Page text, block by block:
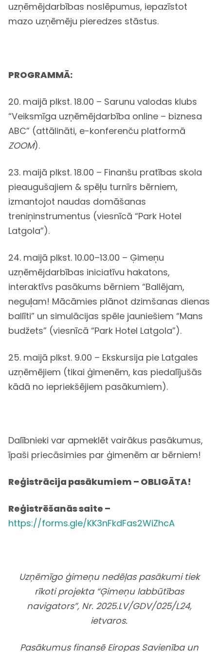
uzņēmējdarbības noslēpumus, iepazīstot
mazo uzņēmēju pieredzes stāstus.
PROGRAMMĀ:
20. maijā plkst. 18.00 – Sarunu valodas klubs
“Veiksmīga uzņēmējdarbība online – biznesa
ABC” (attālināti, e-konferenču platformā
ZOOM).
23. maijā plkst. 18.00 – Finanšu pratības skola
pieaugušajiem & spēļu turnīrs bērniem,
izmantojot naudas domāšanas
treniņinstrumentus (viesnīcā “Park Hotel
Latgola”).
24. maijā plkst. 10.00–13.00 – Ģimeņu
uzņēmējdarbības iniciatīvu hakatons,
interaktīvs pasākums bērniem “Ballējam,
neguļam! Mācāmies plānot dzimšanas dienas
ballīti” un simulācijas spēle jauniešiem “Mans
budžets” (viesnīcā “Park Hotel Latgola”).
25. maijā plkst. 9.00 – Ekskursija pie Latgales
uzņēmējiem (tikai ģimenēm, kas piedalījušās
kādā no iepriekšējiem pasākumiem).
Dalībnieki var apmeklēt vairākus pasākumus,
īpaši priecāsimies par ģimenēm ar bērniem!
Reģistrācija pasākumiem – OBLIGĀTA!
Reģistrēšanās saite –
https://forms.gle/KK3nFkdFas2WiZhcA
Uzņēmīgo ģimeņu nedēļas pasākumi tiek
rīkoti projekta “Ģimeņu labbūtības
navigators”, Nr. 2025.LV/GDV/025/L24,
ietvaros.
Pasākumus finansē Eiropas Savienība un